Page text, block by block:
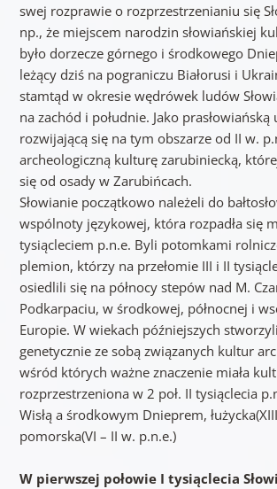
swej rozprawie o rozprzestrzenianiu się
np., że miejscem narodzin słowiańskiej
było dorzecze górnego i środkowego
leżący dziś na pograniczu Białorusi i
stamtąd w okresie wędrówek ludów
na zachód i południe. Jako prasłowiańską
rozwijającą się na tym obszarze od II w.
archeologiczną kulturę zarubiniecką,
się od osady w Zarubińcach.
Słowianie początkowo należeli do
wspólnoty językowej, która rozpadła się
tysiącleciem p.n.e. Byli potomkami
plemion, którzy na przełomie III i II
osiedlili się na północy stepów nad M.
Podkarpaciu, w środkowej, północnej i
Europie. W wiekach późniejszych
genetycznie ze sobą związanych kultur
wśród których ważne znaczenie miała
rozprzestrzeniona w 2 poł. II tysiąclecia
Wisłą a środkowym Dnieprem,
pomorska(VI – II w. p.n.e.)
W pierwszej połowie I tysiąclecia